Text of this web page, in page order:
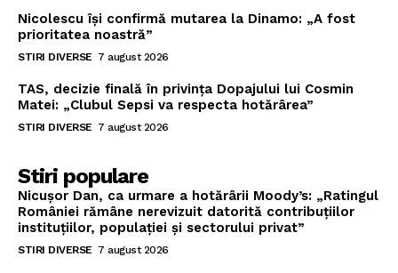
Nicolescu își confirmă mutarea la Dinamo: „A fost
prioritatea noastră”
STIRI DIVERSE 7 august 2026
TAS, decizie finală în privința Dopajului lui Cosmin
Matei: „Clubul Sepsi va respecta hotărârea”
STIRI DIVERSE 7 august 2026
Stiri populare
Nicușor Dan, ca urmare a hotărârii Moody’s: „Ratingul
României rămâne nerevizuit datorită contribuțiilor
instituțiilor, populației și sectorului privat”
STIRI DIVERSE 7 august 2026